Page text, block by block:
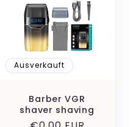
Ausverkauft
Barber VGR
shaver shaving